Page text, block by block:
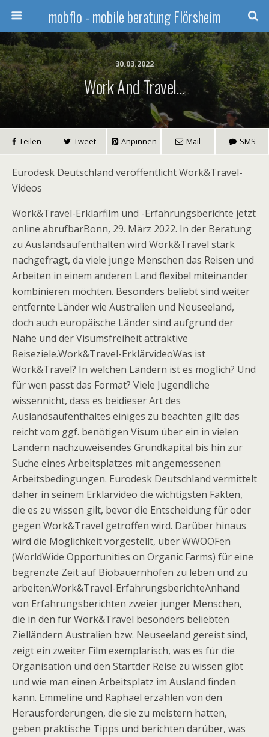
mobflo - mobile beratung Flörsheim
30.03.2022
Work And Travel…
Teilen Tweet Anpinnen Mail SMS
Eurodesk Deutschland veröffentlicht Work&Travel-
Videos
Work&Travel-Erklärfilm und -Erfahrungsberichte jetzt
online abrufbarBonn, 29. März 2022. In der Beratung
zu Auslandsaufenthalten wird Work&Travel stark
nachgefragt, da viele junge Menschen das Reisen und
Arbeiten in einem anderen Land flexibel miteinander
kombinieren möchten. Besonders beliebt sind weiter
entfernte Länder wie Australien und Neuseeland,
doch auch europäische Länder sind aufgrund der
Nähe und der Visumsfreiheit attraktive
Reiseziele.Work&Travel-ErklärvideoWas ist
Work&Travel? In welchen Ländern ist es möglich? Und
für wen passt das Format? Viele Jugendliche
wissennicht, dass es beidieser Art des
Auslandsaufenthaltes einiges zu beachten gilt: das
reicht vom ggf. benötigen Visum über ein in vielen
Ländern nachzuweisendes Grundkapital bis hin zur
Suche eines Arbeitsplatzes mit angemessenen
Arbeitsbedingungen. Eurodesk Deutschland vermittelt
daher in seinem Erklärvideo die wichtigsten Fakten,
die es zu wissen gilt, bevor die Entscheidung für oder
gegen Work&Travel getroffen wird. Darüber hinaus
wird die Möglichkeit vorgestellt, über WWOOFen
(WorldWide Opportunities on Organic Farms) für eine
begrenzte Zeit auf Biobauernhöfen zu leben und zu
arbeiten.Work&Travel-ErfahrungsberichteAnhand
von Erfahrungsberichten zweier junger Menschen,
die in den für Work&Travel besonders beliebten
Zielländern Australien bzw. Neuseeland gereist sind,
zeigt ein zweiter Film exemplarisch, was es für die
Organisation und den Startder Reise zu wissen gibt
und wie man einen Arbeitsplatz im Ausland finden
kann. Emmeline und Raphael erzählen von den
Herausforderungen, die sie zu meistern hatten,
geben praktische Tipps und berichten darüber, was